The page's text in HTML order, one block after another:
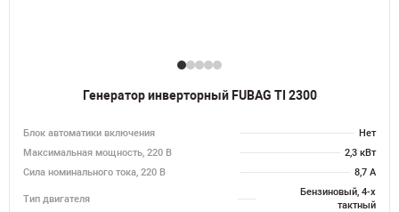
Генератор инверторный FUBAG TI 2300
Блок автоматики включения
Нет
Максимальная мощность, 220 В
2,3 кВт
Сила номинального тока, 220 В
8,7 А
Тип двигателя
Бензиновый, 4-х
тактный